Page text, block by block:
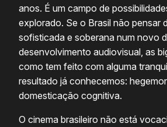
anos. É um campo de
explorado. Se o Brasil não pensar
sofisticada e soberana num novo
desenvolvimento audiovisual, as
como tem feito com alguma
resultado já conhecemos:
domesticação cognitiva.
O cinema brasileiro não está